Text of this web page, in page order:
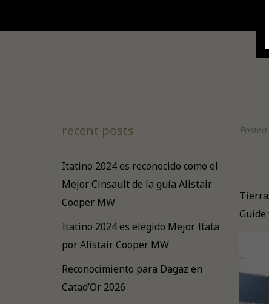
recent posts
Itatino 2024 es reconocido como el
Mejor Cinsault de la guía Alistair
Cooper MW
Itatino 2024 es elegido Mejor Itata
por Alistair Cooper MW
Reconocimiento para Dagaz en
Catad’Or 2026